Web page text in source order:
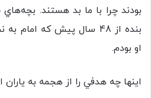
بودند چرا با ما بد هستند.
بنده از 48 سال پيش كه
او بودم.
اينها چه هدفي را از هجمه به ياران